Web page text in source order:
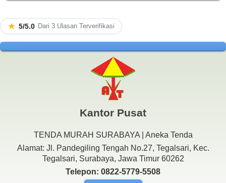
★ 5/5.0 Dari 3 Ulasan Terverifikasi
Kantor Pusat
TENDA MURAH SURABAYA | Aneka Tenda
Alamat: Jl. Pandegiling Tengah No.27, Tegalsari, Kec.
Tegalsari, Surabaya, Jawa Timur 60262
Telepon: 0822-5779-5508